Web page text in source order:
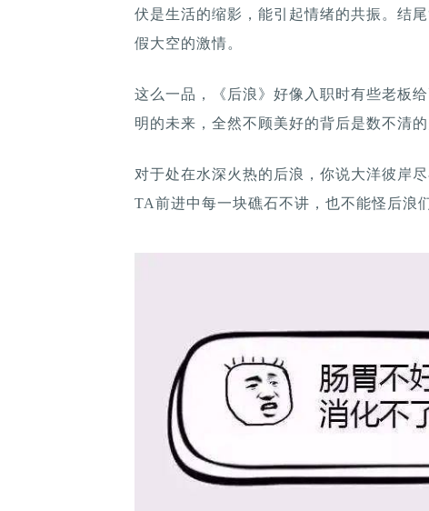
伏是生活的缩影，能引起情绪的共振。结
假大空的激情。
这么一品，《后浪》好像入职时有些老板
明的未来，全然不顾美好的背后是数不清的
对于处在水深火热的后浪，你说大洋彼岸
TA前进中每一块礁石不讲，也不能怪后浪